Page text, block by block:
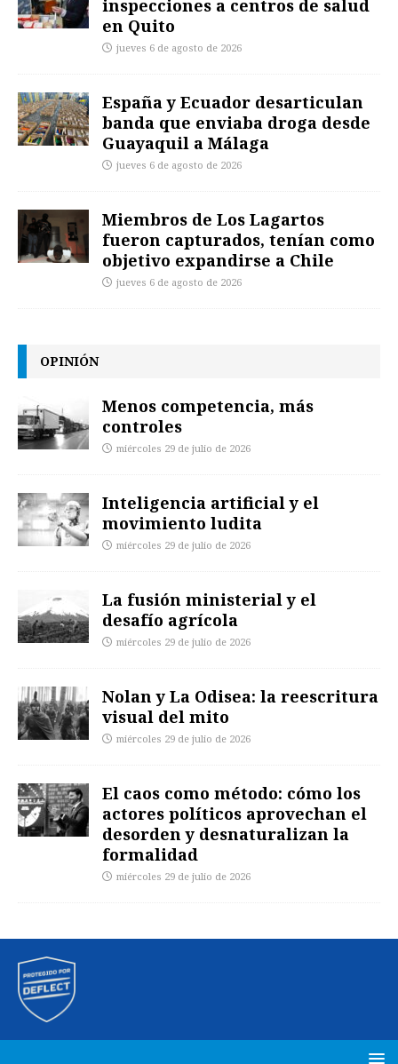
inspecciones a centros de salud
en Quito
jueves 6 de agosto de 2026
España y Ecuador desarticulan
banda que enviaba droga desde
Guayaquil a Málaga
jueves 6 de agosto de 2026
Miembros de Los Lagartos
fueron capturados, tenían como
objetivo expandirse a Chile
jueves 6 de agosto de 2026
OPINIÓN
Menos competencia, más
controles
miércoles 29 de julio de 2026
Inteligencia artificial y el
movimiento ludita
miércoles 29 de julio de 2026
La fusión ministerial y el
desafío agrícola
miércoles 29 de julio de 2026
Nolan y La Odisea: la reescritura
visual del mito
miércoles 29 de julio de 2026
El caos como método: cómo los
actores políticos aprovechan el
desorden y desnaturalizan la
formalidad
miércoles 29 de julio de 2026